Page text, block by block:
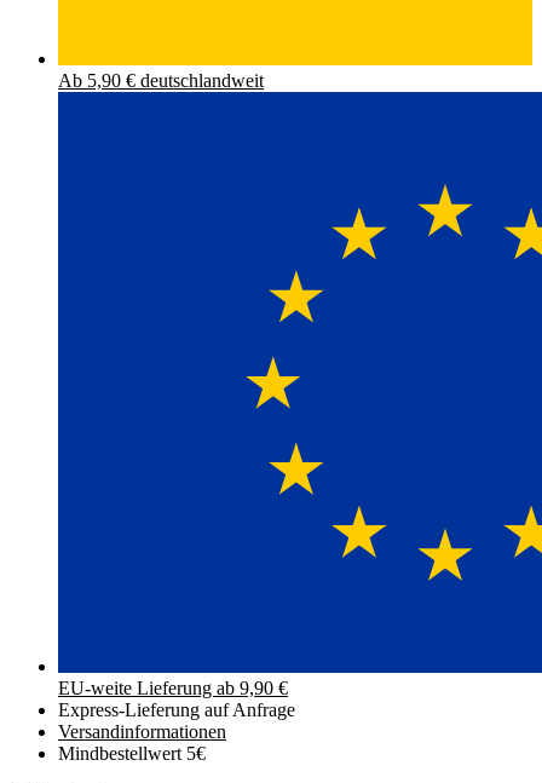
Ab 5,90 € deutschlandweit
EU-weite Lieferung ab 9,90 €
Express-Lieferung auf Anfrage
Versand­informationen
Mindbestellwert 5€